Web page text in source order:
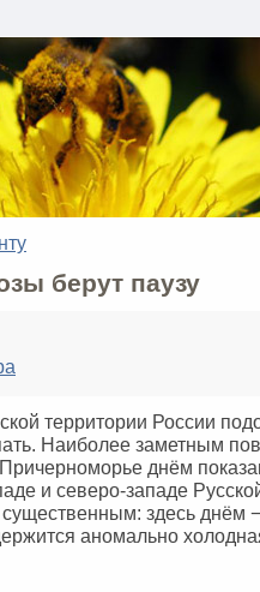
берут паузу
территории России
Наиболее заметным
днём
и северо-западе
здесь днём
аномально